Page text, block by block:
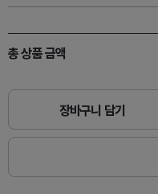
총 상품 금액
장바구니 담기